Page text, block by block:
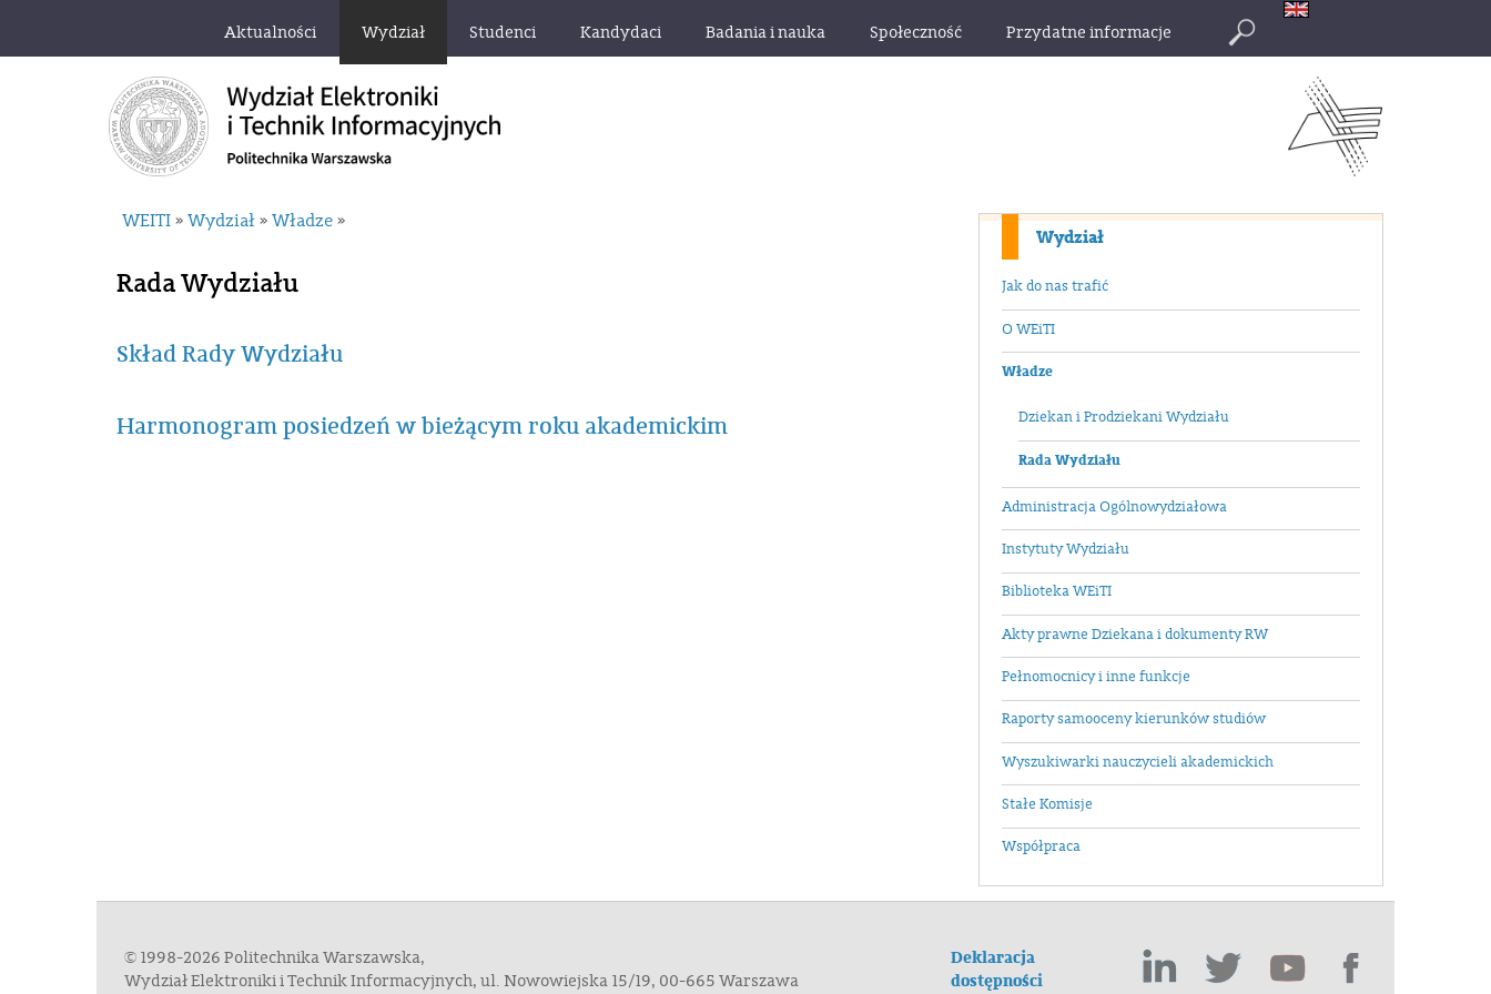
Aktualności Wydział Studenci Kandydaci Badania i nauka Społeczność Przydatne informacje
Wydział
Jak do nas trafić
O WEiTI
Władze
Dziekan i Prodziekani Wydziału
Rada Wydziału
Administracja Ogólnowydziałowa
Instytuty Wydziału
Biblioteka WEiTI
Akty prawne Dziekana i dokumenty RW
Pełnomocnicy i inne funkcje
Raporty samooceny kierunków studiów
Wyszukiwarki nauczycieli akademickich
Stałe Komisje
Współpraca
WEITI » Wydział » Władze »
Rada Wydziału
Skład Rady Wydziału
Harmonogram posiedzeń w bieżącym roku akademickim
Deklaracja
dostępności
© 1998-2026 Politechnika Warszawska,
Wydział Elektroniki i Technik Informacyjnych, ul. Nowowiejska 15/19, 00-665 Warszawa